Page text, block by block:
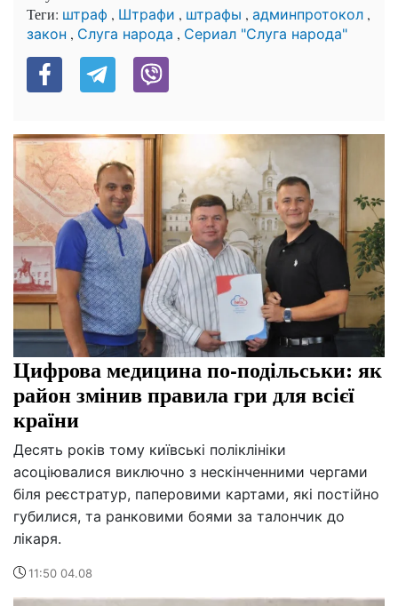
Теги: штраф , Штрафи , штрафы , админпротокол ,
закон , Слуга народа , Сериал "Слуга народа"
Цифрова медицина по-подільськи: як
район змінив правила гри для всієї
країни
Десять років тому київські поліклініки
асоціювалися виключно з нескінченними чергами
біля реєстратур, паперовими картами, які постійно
губилися, та ранковими боями за талончик до
лікаря.
11:50 04.08